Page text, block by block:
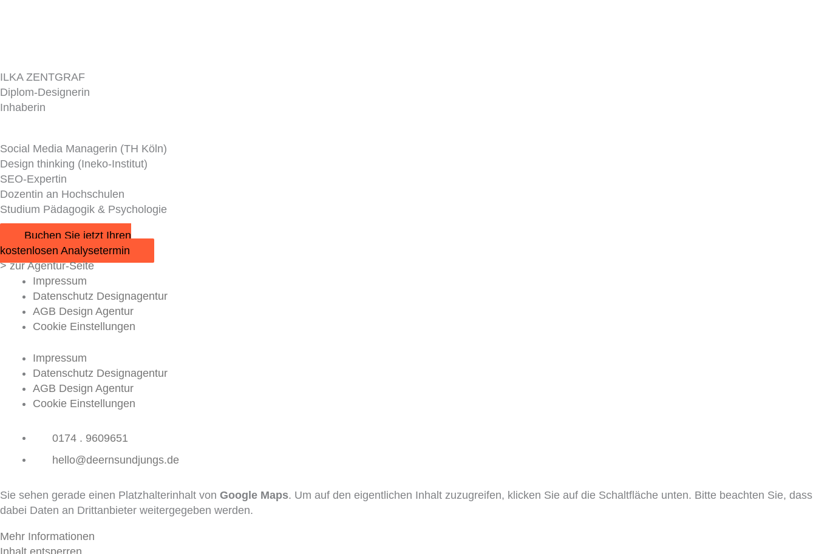
ILKA ZENTGRAF
Diplom-Designerin
Inhaberin
Social Media Managerin (TH Köln)
Design thinking (Ineko-Institut)
SEO-Expertin
Dozentin an Hochschulen
Studium Pädagogik & Psychologie
Buchen Sie jetzt Ihren
kostenlosen Analysetermin
> zur Agentur-Seite
Impressum
Datenschutz Designagentur
AGB Design Agentur
Cookie Einstellungen
Impressum
Datenschutz Designagentur
AGB Design Agentur
Cookie Einstellungen
0174 . 9609651
hello@deernsundjungs.de
Sie sehen gerade einen Platzhalterinhalt von Google Maps. Um auf den eigentlichen Inhalt zuzugreifen, klicken Sie auf die Schaltfläche unten. Bitte beachten Sie, dass
dabei Daten an Drittanbieter weitergegeben werden.
Mehr Informationen
Inhalt entsperren